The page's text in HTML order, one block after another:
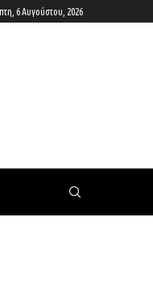
6 Αυγούστου, 2026